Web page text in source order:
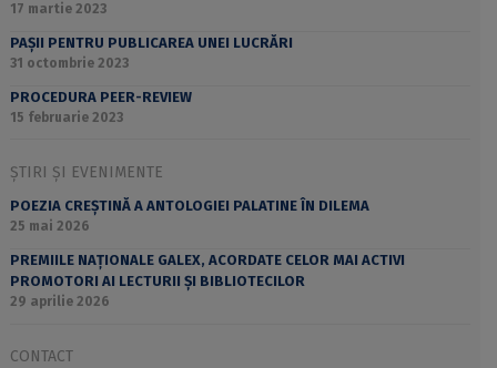
17 martie 2023
PAȘII PENTRU PUBLICAREA UNEI LUCRĂRI
31 octombrie 2023
PROCEDURA PEER-REVIEW
15 februarie 2023
ȘTIRI ȘI EVENIMENTE
POEZIA CREȘTINĂ A ANTOLOGIEI PALATINE ÎN DILEMA
25 mai 2026
PREMIILE NAȚIONALE GALEX, ACORDATE CELOR MAI ACTIVI
PROMOTORI AI LECTURII ȘI BIBLIOTECILOR
29 aprilie 2026
CONTACT